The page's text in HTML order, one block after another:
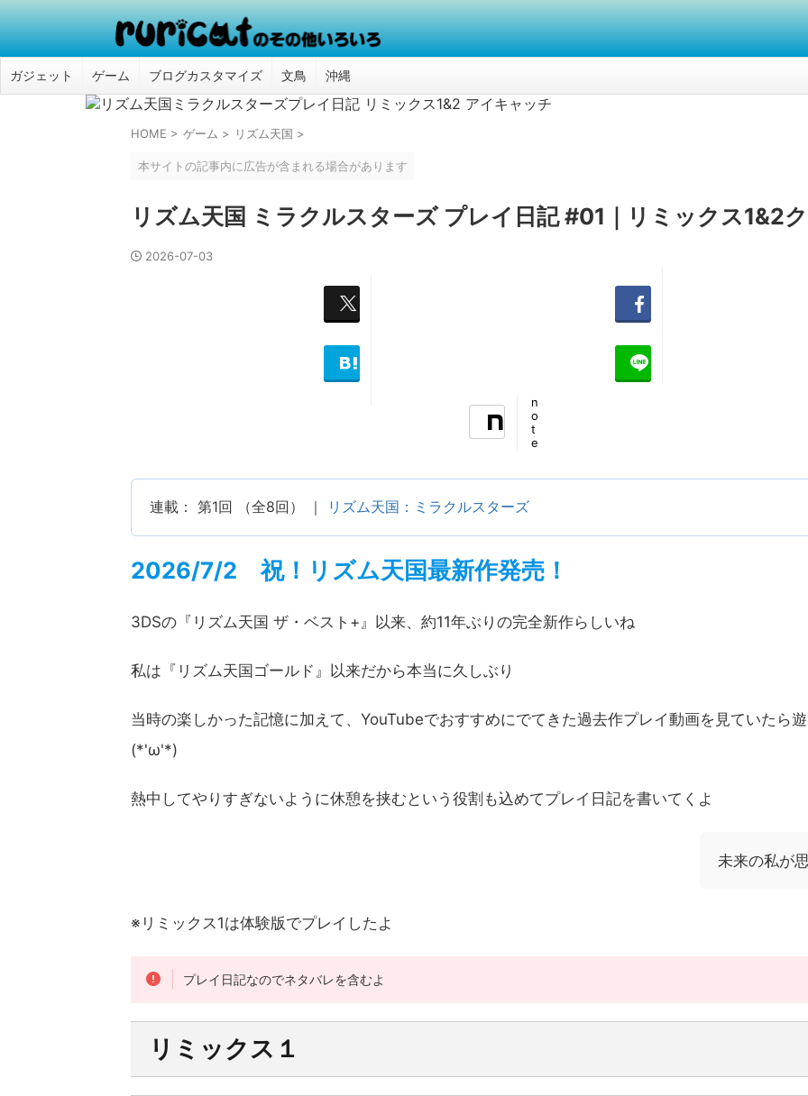
ガジェット ゲーム ブログカスタマイズ 文鳥 沖縄
HOME > ゲーム > リズム天国 >
本サイトの記事内に広告が含まれる場合があります
リズム天国 ミラクルスターズ プレイ日記 #01｜リミックス1&2
2026-07-03
n
o
t
e
連載： 第1回 （全8回） ｜ リズム天国：ミラクルスターズ
2026/7/2 祝！リズム天国最新作発売！
3DSの『リズム天国 ザ・ベスト+』以来、約11年ぶりの完全新作らしいね
私は 『リズム天国ゴールド』 以来だから本当に久しぶり
当時の楽しかった記憶に加えて、YouTubeでおすすめにでてきた過去作プレイ動画を見ていたら
(*'ω'*)
熱中してやりすぎないように休憩を挟むという役割も込めてプレイ日記を書いてくよ
未来の私が
※リミックス1は体験版でプレイしたよ
プレイ日記なのでネタバレを含むよ
リミックス１